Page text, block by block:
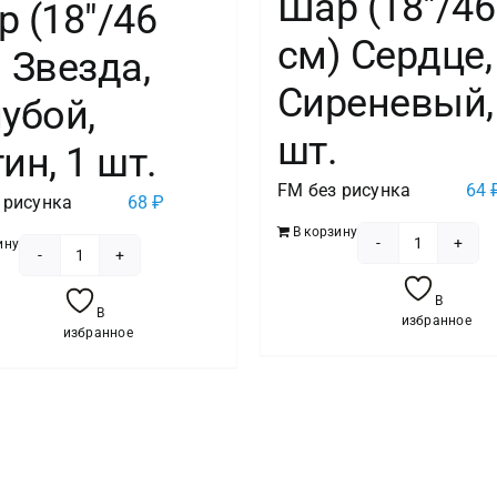
(18″/46
1 шт.
68₽
товара
Шар
В
избранное
см) Сердце,
Сиреневый,
шт.
FM без рисунка 64
В корзину
товара
Шар
В
избранное